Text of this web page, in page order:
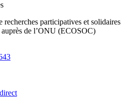
recherches participatives et solidaires
de l’ONU (ECOSOC)